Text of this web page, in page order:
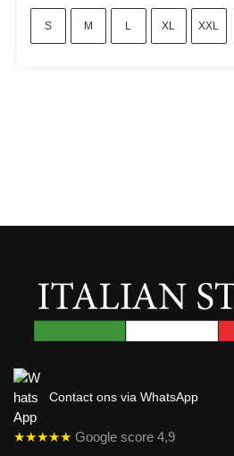
S M L XL XXL
Contact ons via WhatsApp
★★★★★ Google score 4,9